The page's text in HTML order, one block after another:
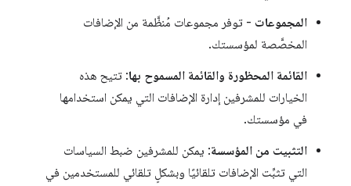
المجموعات - توفر مجموعات مُنظَّمة من الإضافات
المخصَّصة لمؤسستك.
القائمة المحظورة والقائمة المسموح بها: تتيح هذه
الخيارات للمشرفين إدارة الإضافات التي يمكن استخدامها
في مؤسستك.
التثبيت من المؤسسة: يمكن للمشرفين ضبط السياسات
التي تثبِّت الإضافات تلقائيًا وبشكلٍ تلقائي للمستخدمين في